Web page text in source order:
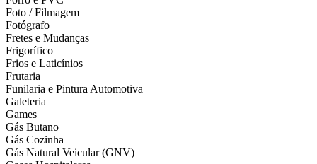
Foto / Filmagem
Fotógrafo
Fretes e Mudanças
Frigorífico
Frios e Laticínios
Frutaria
Funilaria e Pintura Automotiva
Galeteria
Games
Gás Butano
Gás Cozinha
Gás Natural Veicular (GNV)